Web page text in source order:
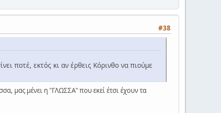
#38
ποτέ, εκτός κι αν έρθεις Κόρινθο να πιούμε
μας μένει η "ΓΛΩΣΣΑ" που εκεί έτσι έχουν τα